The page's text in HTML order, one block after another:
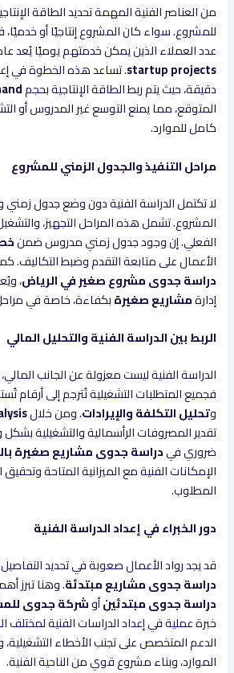
من العناصر الفنية المهمة تحديد الطاقة
للمشروع. سواء كان المشروع إنتاجيًا أو خدميًا،
عدد العملاء الذين يمكن خدمتهم يوميًا يُعد
startup projects. تساعد هذه الخطوة في
دقيقة، حيث يتم ربط الطاقة الإنتاجية بحجم
المتوقع، مما يمنع التوسع غير المدروس أو
كامل للموارد.
مراحل التنفيذ والجدول الزمني للمشروع
لا تكتمل الدراسة الفنية دون وضع جدول زمني
المشروع. تشمل هذه المراحل التجهيز،
الفعلي. إن وجود جدول زمني مدروس ضمن
الأعمال على متابعة التقدم وضبط التكاليف.
دراسة جدوى مشروع صغير في الرياض،
إدارةمشاريع صغيرةبكفاءة، خاصة في
الربط بين الدراسة الفنية والتحليل المالي
الدراسة الفنية ليست معزولة عن الجانب
فجميع المتطلبات التشغيلية تُترجم إلى أرقام
وتحليل التكلفة والإيرادات. ومن خلال
تقدير المصروفات الرأسمالية والتشغيلية
ضروري فيدراسة جدوى مشاريع صغيرة
الإمكانات الفنية مع الميزانية المتاحة وتحقيق
المطلوب.
دور الخبراء في إعداد الدراسة الفنية
قد يجد رواد الأعمال صعوبة في تحديد
دراسة جدوى مشاريع مبتدئة. وهنا تبرز
دراسة جدوى مبتدئينأوشركة جدوى
خبرة عملية في إعداد الدراسات الفنية
الدعم المتخصص على تجنب الأخطاء
الموارد، وبناء مشروع قوي من الناحية الفنية.